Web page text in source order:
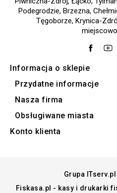
Podegrodzie, Brzezna,
Tęgoborze, Krynica-
Informacja o sklepie
Przydatne informacje
Nasza firma
Obsługiwane miasta
Konto klienta
Grupa
Fiskasa.pl - kasy i drukarki